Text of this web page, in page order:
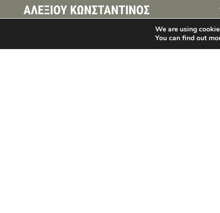
Η εμπειρία του στο χώρο
We are using
You can find out